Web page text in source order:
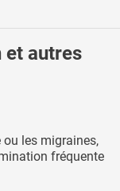
et autres
ou les migraines,
fréquente